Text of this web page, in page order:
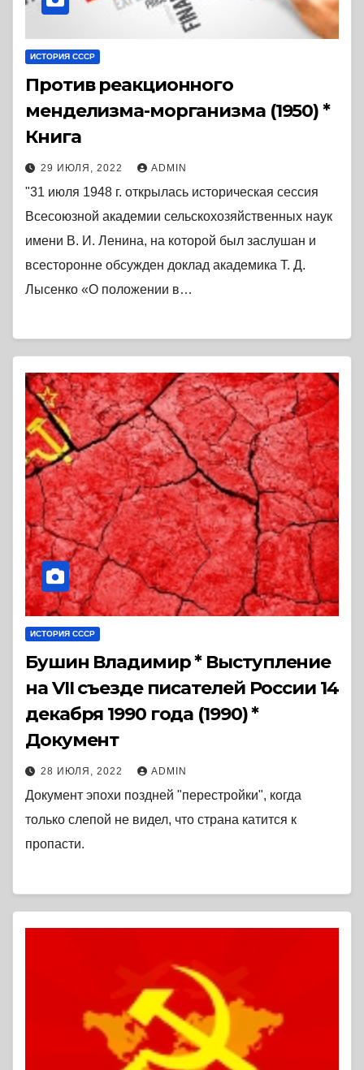
ИСТОРИЯ СССР
Против реакционного
менделизма-морганизма (1950) *
Книга
29 ИЮЛЯ, 2022 ADMIN
"31 июля 1948 г. открылась историческая сессия
Всесоюзной академии сельскохозяйственных наук
имени В. И. Ленина, на которой был заслушан и
всесторонне обсужден доклад академика Т. Д.
Лысенко «О положении в…
ИСТОРИЯ СССР
Бушин Владимир * Выступление
на VII съезде писателей России 14
декабря 1990 года (1990) *
Документ
28 ИЮЛЯ, 2022 ADMIN
Документ эпохи поздней "перестройки", когда
только слепой не видел, что страна катится к
пропасти.